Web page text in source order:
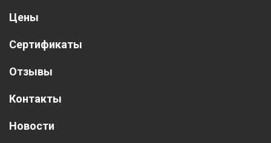
Цены
Сертификаты
Отзывы
Контакты
Новости